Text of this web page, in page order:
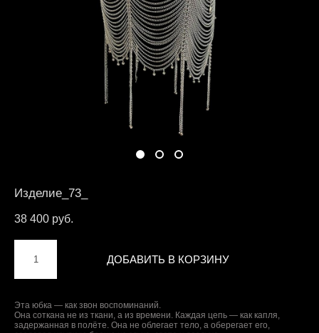
Изделие_73_
38 400 pуб.
ДОБАВИТЬ В КОРЗИНУ
Эта юбка — как звон воспоминаний.
Она соткана не из ткани, а из времени. Каждая цепь — как капля,
задержанная в полёте. Она не облегает тело, а оберегает его,